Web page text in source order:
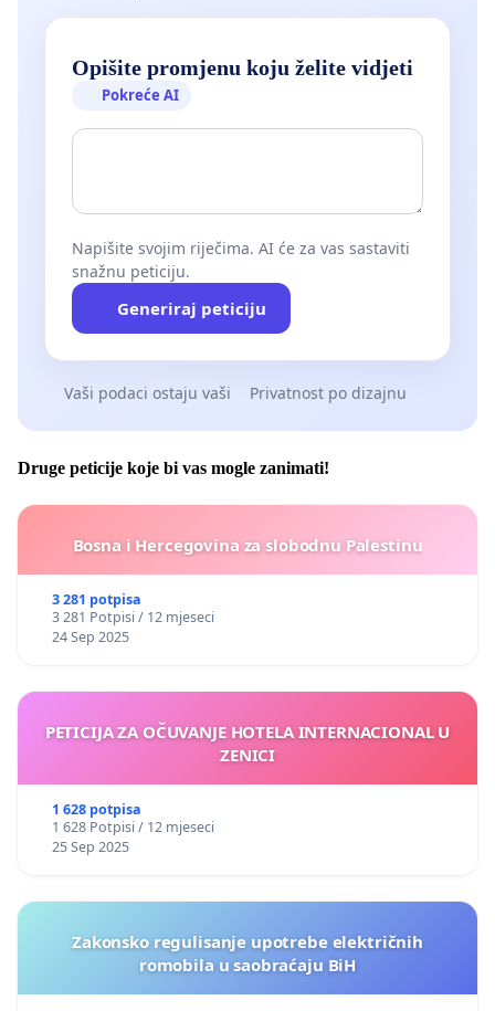
Opišite promjenu koju želite vidjeti
Pokreće AI
Napišite svojim riječima. AI će za vas sastaviti
snažnu peticiju.
Generiraj peticiju
Vaši podaci ostaju vaši Privatnost po dizajnu
Druge peticije koje bi vas mogle zanimati!
Bosna i Hercegovina za slobodnu Palestinu
3 281 potpisa
3 281 Potpisi / 12 mjeseci
24 Sep 2025
PETICIJA ZA OČUVANJE HOTELA INTERNACIONAL U
ZENICI
1 628 potpisa
1 628 Potpisi / 12 mjeseci
25 Sep 2025
Zakonsko regulisanje upotrebe električnih
romobila u saobraćaju BiH